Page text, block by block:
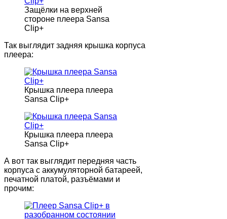
Защёлки на верхней
стороне плеера Sansa
Clip+
Так выглядит задняя крышка корпуса
плеера:
Крышка плеера плеера
Sansa Clip+
Крышка плеера плеера
Sansa Clip+
А вот так выглядит передняя часть
корпуса с аккумуляторной батареей,
печатной платой, разъёмами и
прочим: